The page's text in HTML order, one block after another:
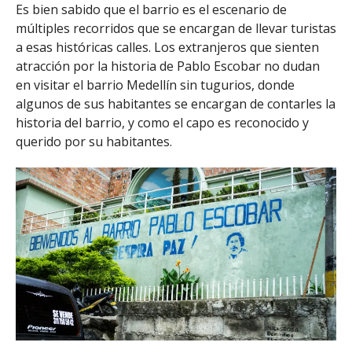
Es bien sabido que el barrio es el escenario de
múltiples recorridos que se encargan de llevar turistas
a esas históricas calles. Los extranjeros que sienten
atracción por la historia de Pablo Escobar no dudan
en visitar el barrio Medellín sin tugurios, donde
algunos de sus habitantes se encargan de contarles la
historia del barrio, y como el capo es reconocido y
querido por su habitantes.